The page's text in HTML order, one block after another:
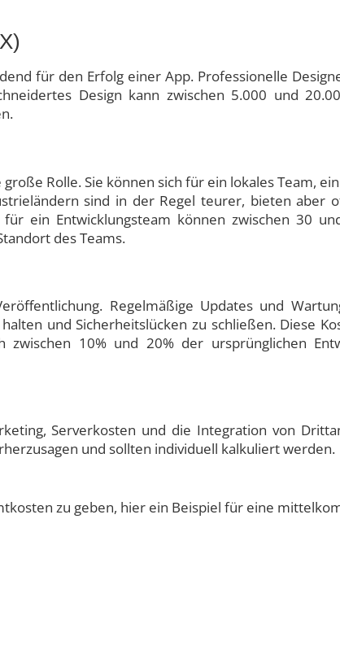
für den Erfolg einer App. Professionelle
Design kann zwischen 5.000 und
Rolle. Sie können sich für ein lokales Team,
sind in der Regel teurer, bieten aber
ein Entwicklungsteam können zwischen 30
des Teams.
Regelmäßige Updates und
und Sicherheitslücken zu schließen. Diese
10% und 20% der ursprünglichen
Serverkosten und die Integration von
und sollten individuell kalkuliert werden.
zu geben, hier ein Beispiel für eine